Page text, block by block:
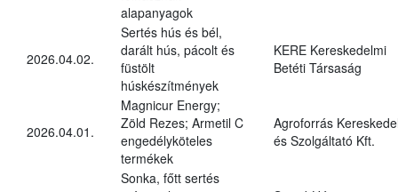
alapanyagok
2026.04.02.
Sertés hús és bél,
darált hús, pácolt és
füstölt
húskészítmények
KERE Kereskedelmi
Betéti Társaság
2026.04.01.
Magnicur Energy;
Zöld Rezes; Armetil C
engedélyköteles
termékek
Agroforrás
és Szolgáltató Kft.
Sonka, főtt sertés